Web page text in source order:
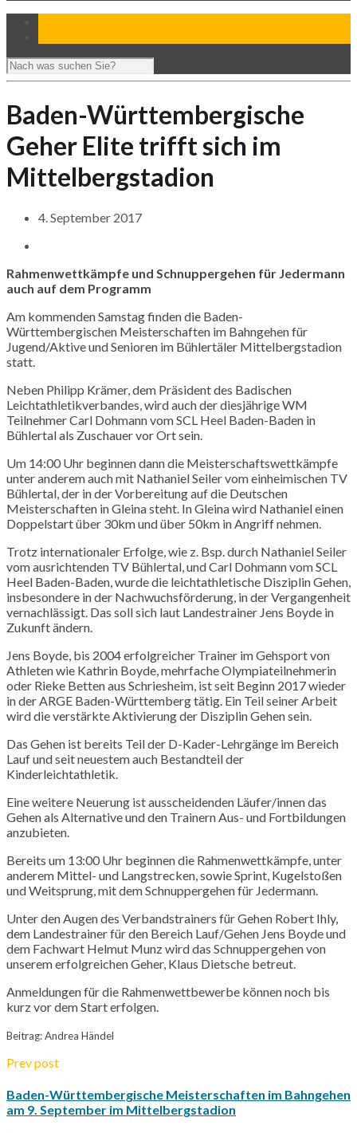
Baden-Württembergische
Geher Elite trifft sich im
Mittelbergstadion
4. September 2017
Rahmenwettkämpfe und Schnuppergehen für Jedermann
auch auf dem Programm
Am kommenden Samstag finden die Baden-
Württembergischen Meisterschaften im Bahngehen für
Jugend/Aktive und Senioren im Bühlertäler Mittelbergstadion
statt.
Neben Philipp Krämer, dem Präsident des Badischen
Leichtathletikverbandes, wird auch der diesjährige WM
Teilnehmer Carl Dohmann vom SCL Heel Baden-Baden in
Bühlertal als Zuschauer vor Ort sein.
Um 14:00 Uhr beginnen dann die Meisterschaftswettkämpfe
unter anderem auch mit Nathaniel Seiler vom einheimischen TV
Bühlertal, der in der Vorbereitung auf die Deutschen
Meisterschaften in Gleina steht. In Gleina wird Nathaniel einen
Doppelstart über 30km und über 50km in Angriff nehmen.
Trotz internationaler Erfolge, wie z. Bsp. durch Nathaniel Seiler
vom ausrichtenden TV Bühlertal, und Carl Dohmann vom SCL
Heel Baden-Baden, wurde die leichtathletische Disziplin Gehen,
insbesondere in der Nachwuchsförderung, in der Vergangenheit
vernachlässigt. Das soll sich laut Landestrainer Jens Boyde in
Zukunft ändern.
Jens Boyde, bis 2004 erfolgreicher Trainer im Gehsport von
Athleten wie Kathrin Boyde, mehrfache Olympiateilnehmerin
oder Rieke Betten aus Schriesheim, ist seit Beginn 2017 wieder
in der ARGE Baden-Württemberg tätig. Ein Teil seiner Arbeit
wird die verstärkte Aktivierung der Disziplin Gehen sein.
Das Gehen ist bereits Teil der D-Kader-Lehrgänge im Bereich
Lauf und seit neuestem auch Bestandteil der
Kinderleichtathletik.
Eine weitere Neuerung ist ausscheidenden Läufer/innen das
Gehen als Alternative und den Trainern Aus- und Fortbildungen
anzubieten.
Bereits um 13:00 Uhr beginnen die Rahmenwettkämpfe, unter
anderem Mittel- und Langstrecken, sowie Sprint, Kugelstoßen
und Weitsprung, mit dem Schnuppergehen für Jedermann.
Unter den Augen des Verbandstrainers für Gehen Robert Ihly,
dem Landestrainer für den Bereich Lauf/Gehen Jens Boyde und
dem Fachwart Helmut Munz wird das Schnuppergehen von
unserem erfolgreichen Geher, Klaus Dietsche betreut.
Anmeldungen für die Rahmenwettbewerbe können noch bis
kurz vor dem Start erfolgen.
Beitrag: Andrea Händel
Prev post
Baden-Württembergische Meisterschaften im Bahngehen
am 9. September im Mittelbergstadion